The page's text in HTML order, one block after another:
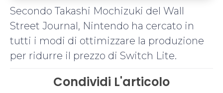
Secondo Takashi Mochizuki del Wall
Street Journal, Nintendo ha cercato in
tutti i modi di ottimizzare la produzione
per ridurre il prezzo di Switch Lite.
Condividi L'articolo